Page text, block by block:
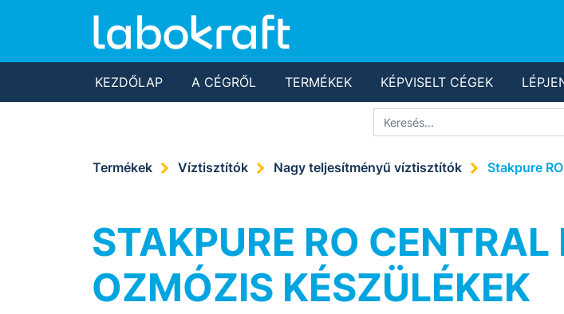
KEZDŐLAP A CÉGRŐL TERMÉKEK KÉPVISELT CÉGEK
Termékek Víztisztítók Nagy teljesítményű víztisztítók Stakpure
STAKPURE RO
OZMÓZIS KÉSZÜLÉKEK